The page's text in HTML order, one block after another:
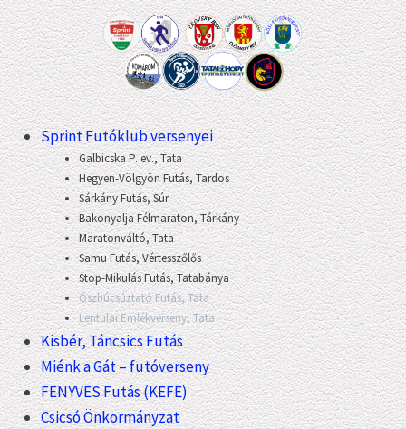
Sprint Futóklub versenyei
Galbicska P. ev., Tata
Hegyen-Völgyön Futás, Tardos
Sárkány Futás, Súr
Bakonyalja Félmaraton, Tárkány
Maratonváltó, Tata
Samu Futás, Vértesszőlős
Stop-Mikulás Futás, Tatabánya
Őszbúcsúztató Futás, Tata
Lentulai Emlékverseny, Tata
Kisbér, Táncsics Futás
Miénk a Gát – futóverseny
FENYVES Futás (KEFE)
Csicsó Önkormányzat